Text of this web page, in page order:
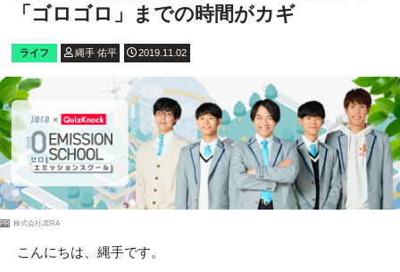
「ゴロゴロ」までの時間がカギ
ライフ 縄手 佑平 2019.11.02
PR 株式会社JERA
こんにちは、縄手です。